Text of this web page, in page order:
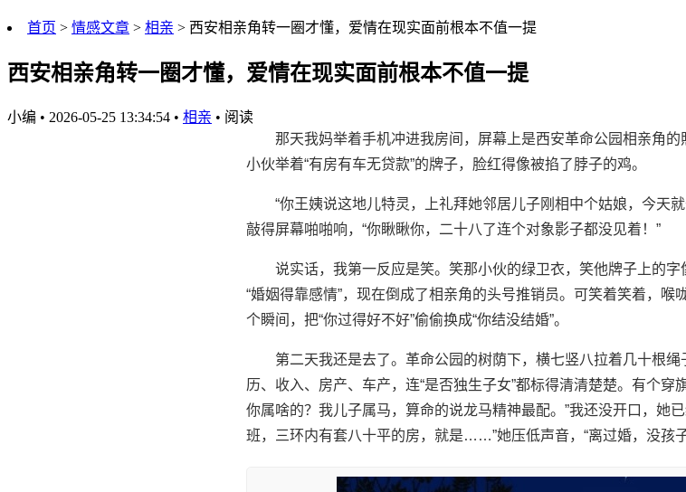
首页 > 情感文章 > 相亲 > 西安相亲角转一圈才懂，爱情在现实面前根本不值一提
西安相亲角转一圈才懂，爱情在现实面前根本不值一提
小编 • 2026-05-25 13:34:54 • 相亲 • 阅读
那天我妈举着手机冲进我房间，屏幕上是西安革命公园相亲角
小伙举着“有房有车无贷款”的牌子，脸红得像被掐了脖子的鸡。
“你王姨说这地儿特灵，上礼拜她邻居儿子刚相中个姑娘，今天
敲得屏幕啪啪响，“你瞅瞅你，二十八了连个对象影子都没见着！”
说实话，我第一反应是笑。笑那小伙的绿卫衣，笑他牌子上的
“婚姻得靠感情”，现在倒成了相亲角的头号推销员。可笑着笑着，
个瞬间，把“你过得好不好”偷偷换成“你结没结婚”。
第二天我还是去了。革命公园的树荫下，横七竖八拉着几十根
历、收入、房产、车产，连“是否独生子女”都标得清清楚楚。有个穿
你属啥的？我儿子属马，算命的说龙马精神最配。”我还没开口，她
班，三环内有套八十平的房，就是……”她压低声音，“离过婚，没孩